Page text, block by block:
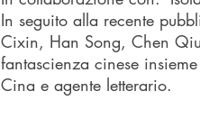
In seguito alla recente
Cixin, Han Song, Chen
fantascienza cinese
Cina e agente letterario.